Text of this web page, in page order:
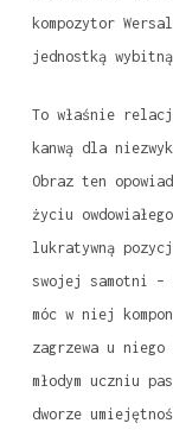
kompozytor
jednostką
To właśnie
kanwą dla
Obraz ten
życiu
lukratywną
swojej samotni –
móc w niej
zagrzewa u
młodym uczniu
dworze